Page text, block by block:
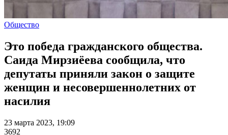
Общество
Это победа гражданского общества.
Саида Мирзиёева сообщила, что
депутаты приняли закон о защите
женщин и несовершеннолетних от
насилия
23 марта 2023, 19:09
3692